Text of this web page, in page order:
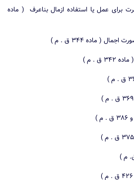
برای عمل یا استفاده ازمال بناعرف ( ماده